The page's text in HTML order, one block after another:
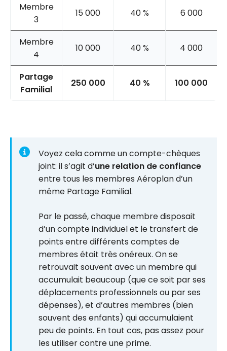
Membre
3
15 000 40 % 6 000
Membre
4
10 000 40 % 4 000
Partage
Familial
250 000 40 % 100 000
Voyez cela comme un compte-chèques
joint: il s’agit d’une relation de confiance
entre tous les membres Aéroplan d’un
même Partage Familial.
Par le passé, chaque membre disposait
d’un compte individuel et le transfert de
points entre différents comptes de
membres était très onéreux. On se
retrouvait souvent avec un membre qui
accumulait beaucoup (que ce soit par ses
déplacements professionnels ou par ses
dépenses), et d’autres membres (bien
souvent des enfants) qui accumulaient
peu de points. En tout cas, pas assez pour
les utiliser contre une prime.